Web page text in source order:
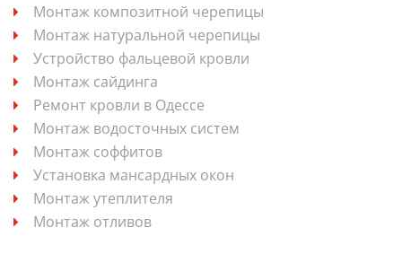
Монтаж композитной черепицы
Монтаж натуральной черепицы
Устройство фальцевой кровли
Монтаж сайдинга
Ремонт кровли в Одессе
Монтаж водосточных систем
Монтаж соффитов
Установка мансардных окон
Монтаж утеплителя
Монтаж отливов